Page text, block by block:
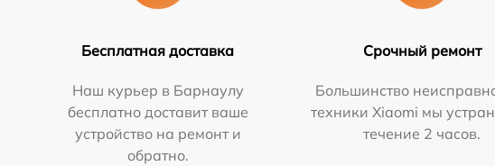
Бесплатная доставка
Наш курьер в Барнаулу
бесплатно доставит ваше
устройство на ремонт и
обратно.
Срочный ремонт
Большинство
техники Xiaomi мы
течение 2 часов.